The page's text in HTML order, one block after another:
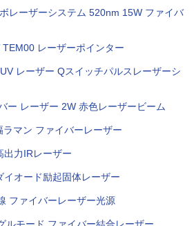
レーザーシステム 520nm 15W ファイバ
レーザーポインター
レーザー Qスイッチパルスレーザーシ
ー レーザー 2W 赤色レーザービーム
マン ファイバーレーザー
出力IRレーザー
イオード励起固体レーザー
ファイバーレーザー光源